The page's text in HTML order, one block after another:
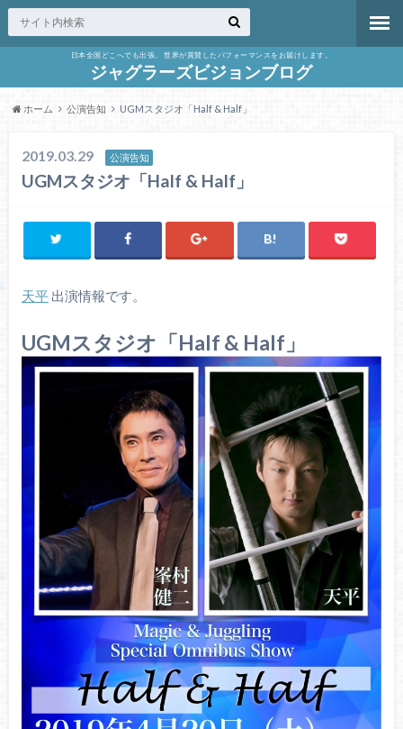
日本全国どこへでも出張。 世界が賞賛したパフォーマンスをお届けします。
ジャグラーズビジョンブログ
ホーム 公演告知 UGMスタジオ「Half & Half」
2019.03.29 公演告知
UGMスタジオ「Half & Half」
天平出演情報です。
UGMスタジオ「Half & Half」